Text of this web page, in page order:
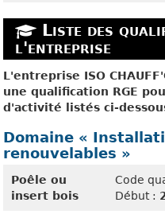
Liste des
l'entreprise
L'entreprise ISO
une qualification RGE
d'activité listés ci-
Domaine «
renouvelables »
Poêle ou
insert bois
Code
Début :